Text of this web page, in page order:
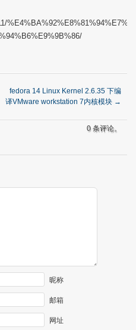
fedora 14 Linux Kernel 2.6.35 下编
译VMware workstation 7内核模块 →
0 条评论。
昵称
邮箱
网址